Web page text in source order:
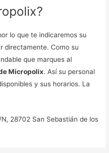
lo que te indicaremos su
directamente. Como su
que marques al
Micropolix. Así su personal
y sus horarios. La
28702 San Sebastián de los